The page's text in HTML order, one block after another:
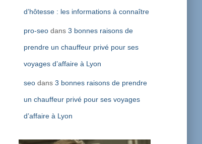
d’hôtesse : les informations à connaître
pro-seodans 3 bonnes raisons de
prendre un chauffeur privé pour ses
voyages d’affaire à Lyon
seodans 3 bonnes raisons de prendre
un chauffeur privé pour ses voyages
d’affaire à Lyon